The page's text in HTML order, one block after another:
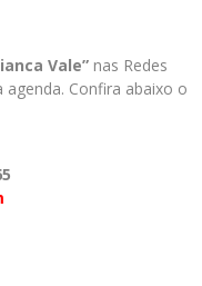
Vale” nas Redes
Confira abaixo o